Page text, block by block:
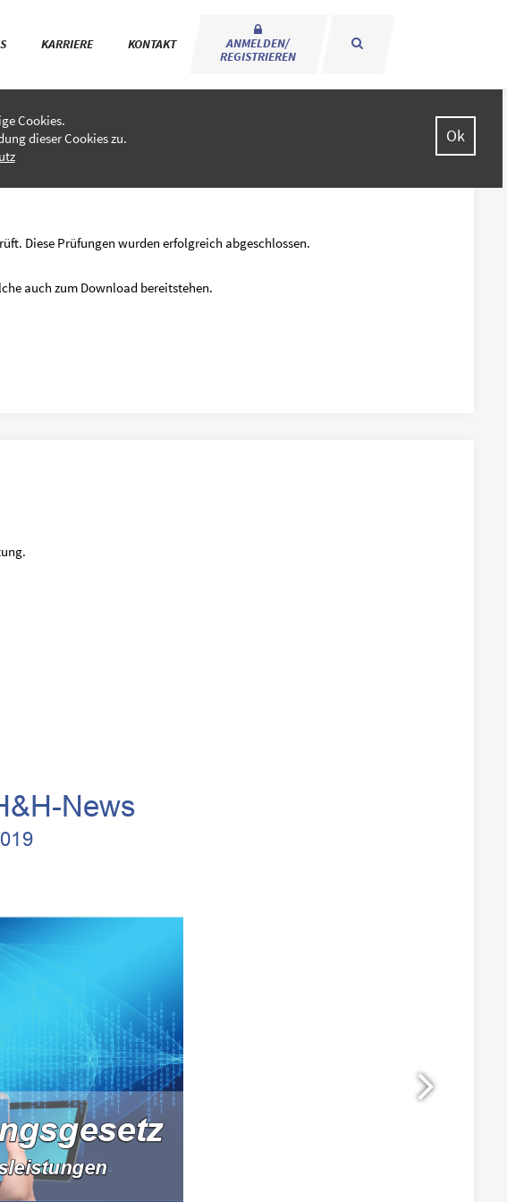
Cookies.
dieser Cookies zu.
Ok
KARRIERE KONTAKT
ANMELDEN/
REGISTRIEREN
Diese Prüfungen wurden erfolgreich abgeschlossen.
auch zum Download bereitstehen.